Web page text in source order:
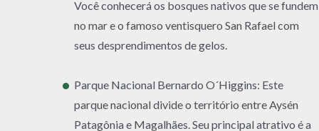
Você conhecerá os bosques nativos que se fundem
no mar e o famoso ventisquero San Rafael com
seus desprendimentos de gelos.
Parque Nacional Bernardo O´Higgins: Este
parque nacional divide o território entre Aysén
Patagônia e Magalhães. Seu principal atrativo é a